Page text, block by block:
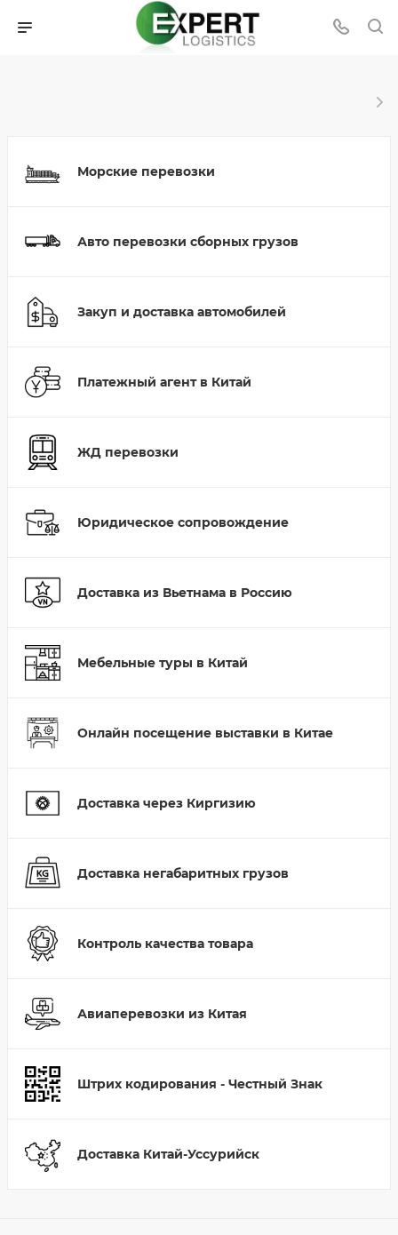
Морские перевозки
Авто перевозки сборных грузов
Закуп и доставка автомобилей
Платежный агент в Китай
ЖД перевозки
Юридическое сопровождение
Доставка из Вьетнама в Россию
Мебельные туры в Китай
Онлайн посещение выставки в Китае
Доставка через Киргизию
Доставка негабаритных грузов
Контроль качества товара
Авиаперевозки из Китая
Штрих кодирования - Честный Знак
Доставка Китай-Уссурийск